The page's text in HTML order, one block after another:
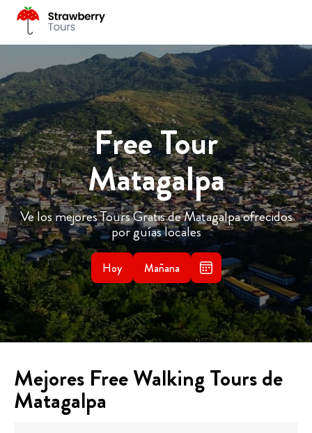
Free Tour
Matagalpa
Ve los mejores Tours Gratis de Matagalpa ofrecidos
por guías locales
Hoy Mañana
Mejores Free Walking Tours de
Matagalpa